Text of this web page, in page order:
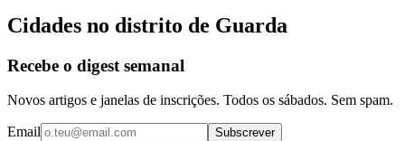
Cidades no distrito de Guarda
Recebe o digest semanal
Novos artigos e janelas de inscrições. Todos os sábados. Sem spam.
Email Subscrever